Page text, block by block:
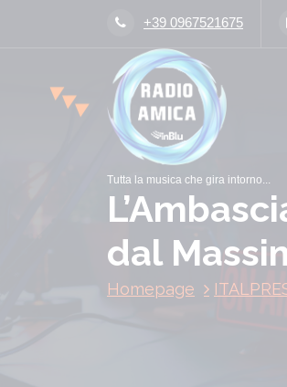
+39 0967521675
Tutta la musica che gira intorno...
dal
Homepage